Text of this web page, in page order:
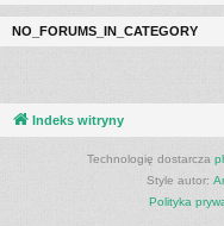
NO_FORUMS_IN_CATEGORY
Indeks witryny
Technologię dostarcza
Style autor:
Polityka